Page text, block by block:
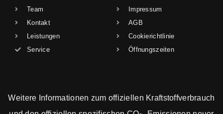
Team
Kontakt
Leistungen
Service
Impressum
AGB
Cookierichtlinie
Öffnungszeiten
Weitere Informationen zum offiziellen Kraftstoffverbrauch